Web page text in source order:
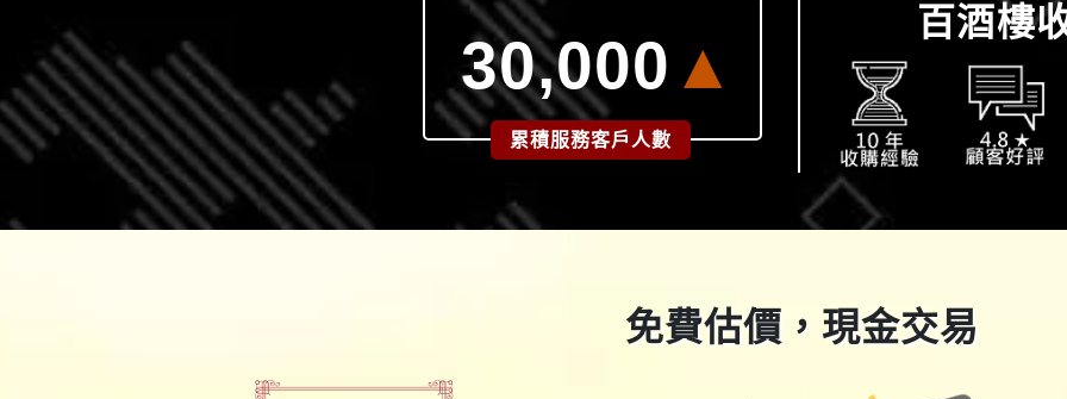
30,000 ▲
累積服務客戶人數
百酒樓
免費估價，現金交易